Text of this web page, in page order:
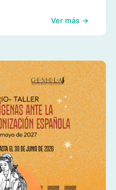
Ver más →